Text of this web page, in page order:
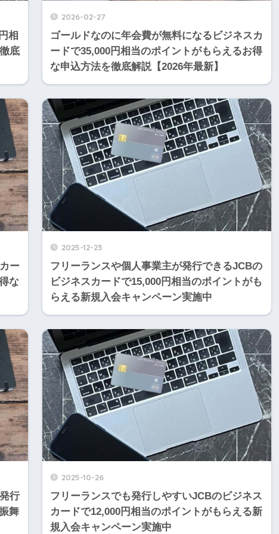
相
底
2026-02-27
ゴールドなのに年会費が無料になるビジネスカ
ードで35,000円相当のポイントがもらえるお得
な申込方法を徹底解説【2026年最新】
ー
な
2025-12-23
フリーランスや個人事業主が発行できるJCBの
ビジネスカードで15,000円相当のポイントがも
らえる新規入会キャンペーン実施中
行
舞
2025-10-26
フリーランスでも発行しやすいJCBのビジネス
カードで12,000円相当のポイントがもらえる新
規入会キャンペーン実施中